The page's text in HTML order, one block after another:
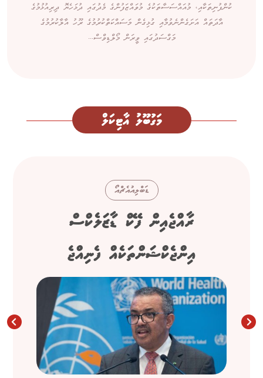
ކުންފުނިތަކާއި، މުއައްސަސާތަކުގެ މުވައްޒަފުންގެ މެދުގައި ދުޅަހެޔޮ ދިރިއުޅުމުގެ
އާދަތައް އަށަގެންނެވުމާއި ގުޅިގެން މަސައްކަތްކުރުމުގެ ރޫހު އާލާކުރުމުގެ
މަގްސަދުގައި ވީރަން މޯލްޑިވްސް...
މަގުބޫލު އާޓިކަލް
ޑަބްލިއުއެޗްއޯ
ރާއްޖެއިން ފޭކް ޑާޒަލެކްސް
އިންޖެކްޝަންތަކެއް ފެނިއްޖެ